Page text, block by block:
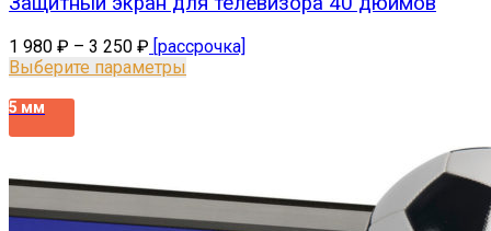
1 980 ₽ – 3 250 ₽ [рассрочка]
Выберите параметры
5 мм